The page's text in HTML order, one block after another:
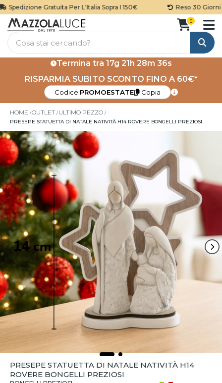
Gratuita Per L'Italia Sopra I 150€ Reso 30 Giorni
Cerca
0
Termina tra 17g 21h 28m 36s
RISPARMIA SUBITO SCONTO FINO A 60€*
Codice:PROMOESTATE Copia
HOME OUTLET ULTIMO PEZZO
PRESEPE STATUETTA DI NATALE NATIVITÀ H14 ROVERE BONGELLI PREZIOSI
PRESEPE STATUETTA DI NATALE NATIVITÀ H14
ROVERE BONGELLI PREZIOSI